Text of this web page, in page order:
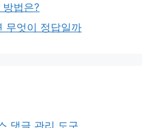
법은?
무엇이 정답일까
댓글 관리 도구